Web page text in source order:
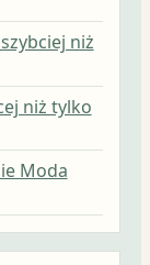
niż
niż tylko
Moda